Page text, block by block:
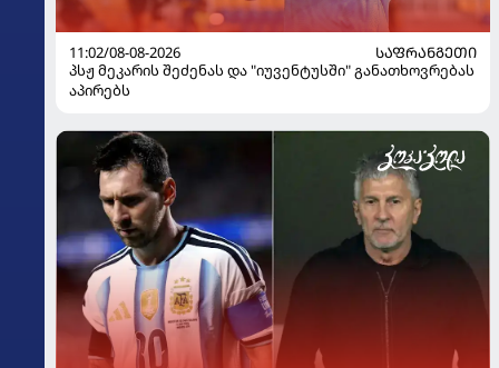
11:02/08-08-2026
ᲡᲐᲤᲠᲐᲜᲒᲔᲗᲘ
პსჟ მეკარის შეძენას და "იუვენტუსში" განათხოვრებას
აპირებს